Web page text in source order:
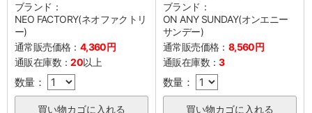
ブランド：
NEO FACTORY(ネオファクトリ
ー)
通常販売価格： 4,360円
通販在庫数：20以上
数量：
ブランド：
ON ANY SUNDAY(オンエニー
サンデー)
通常販売価格： 8,560円
通販在庫数：3
数量：